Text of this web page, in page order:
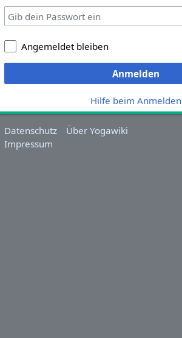
Angemeldet bleiben
Anmelden
Hilfe beim Anmelden
Datenschutz
Über Yogawiki
Impressum